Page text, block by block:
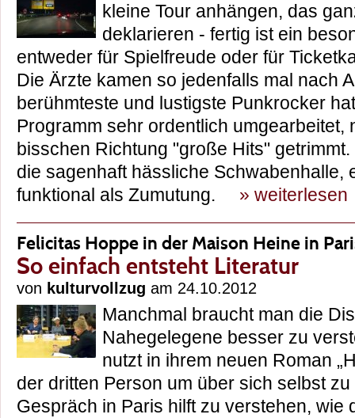
kleine Tour anhängen, das
deklarieren - fertig ist ein
entweder für Spielfreude oder für
Die Ärzte kamen so jedenfalls mal nach
berühmteste und lustigste Punkrocker
Programm sehr ordentlich umgearbeitet,
bisschen Richtung "große Hits"
die sagenhaft hässliche Schwabenhalle,
funktional als Zumutung. » weiterlesen
Felicitas Hoppe in der Maison Heine in
So einfach entsteht Literatur
von kulturvollzug am 24.10.2012
Manchmal braucht man die
Nahegelegene besser zu
nutzt in ihrem neuen Roman
der dritten Person um über sich selbst
Gespräch in Paris hilft zu verstehen, wie